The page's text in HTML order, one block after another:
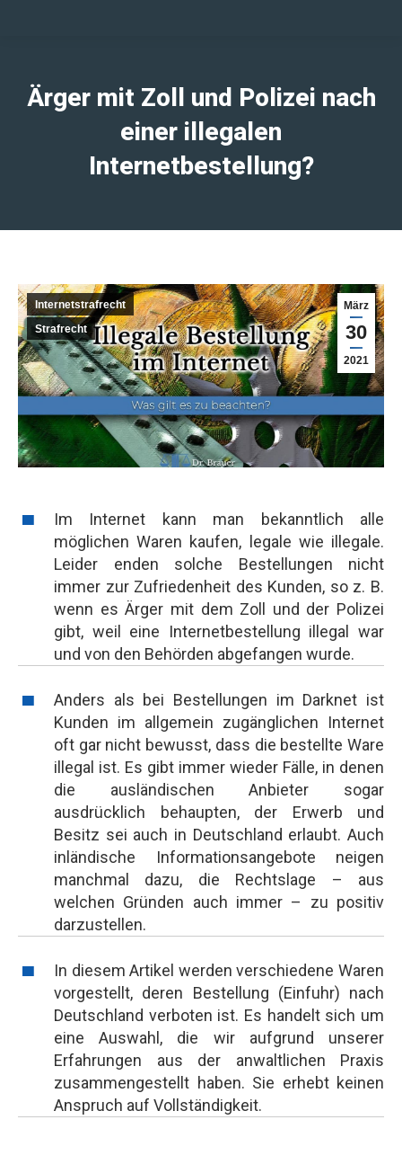
Ärger mit Zoll und Polizei nach
einer illegalen
Internetbestellung?
März
30
2021
Internetstrafrecht
Strafrecht
Im Internet kann man bekanntlich alle
möglichen Waren kaufen, legale wie illegale.
Leider enden solche Bestellungen nicht
immer zur Zufriedenheit des Kunden, so z. B.
wenn es Ärger mit dem Zoll und der Polizei
gibt, weil eine Internetbestellung illegal war
und von den Behörden abgefangen wurde.
Anders als bei Bestellungen im Darknet ist
Kunden im allgemein zugänglichen Internet
oft gar nicht bewusst, dass die bestellte Ware
illegal ist. Es gibt immer wieder Fälle, in denen
die ausländischen Anbieter sogar
ausdrücklich behaupten, der Erwerb und
Besitz sei auch in Deutschland erlaubt. Auch
inländische Informationsangebote neigen
manchmal dazu, die Rechtslage – aus
welchen Gründen auch immer – zu positiv
darzustellen.
In diesem Artikel werden verschiedene Waren
vorgestellt, deren Bestellung (Einfuhr) nach
Deutschland verboten ist. Es handelt sich um
eine Auswahl, die wir aufgrund unserer
Erfahrungen aus der anwaltlichen Praxis
zusammengestellt haben. Sie erhebt keinen
Anspruch auf Vollständigkeit.